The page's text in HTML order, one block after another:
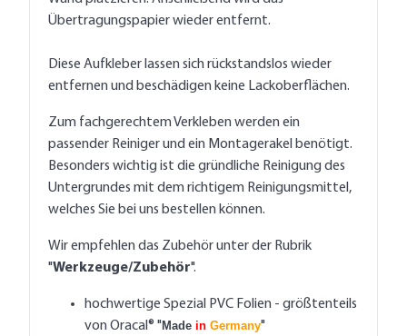
Übertragungspapier wieder entfernt.
Diese Aufkleber lassen sich rückstandslos wieder
entfernen und beschädigen keine Lackoberflächen.
Zum fachgerechtem Verkleben werden ein
passender Reiniger und ein Montagerakel benötigt.
Besonders wichtig ist die gründliche Reinigung des
Untergrundes mit dem richtigem Reinigungsmittel,
welches Sie bei uns bestellen können.
Wir empfehlen das Zubehör unter der Rubrik
"Werkzeuge/Zubehör".
hochwertige Spezial PVC Folien - größtenteils
von Oracal® "Made in Germany"